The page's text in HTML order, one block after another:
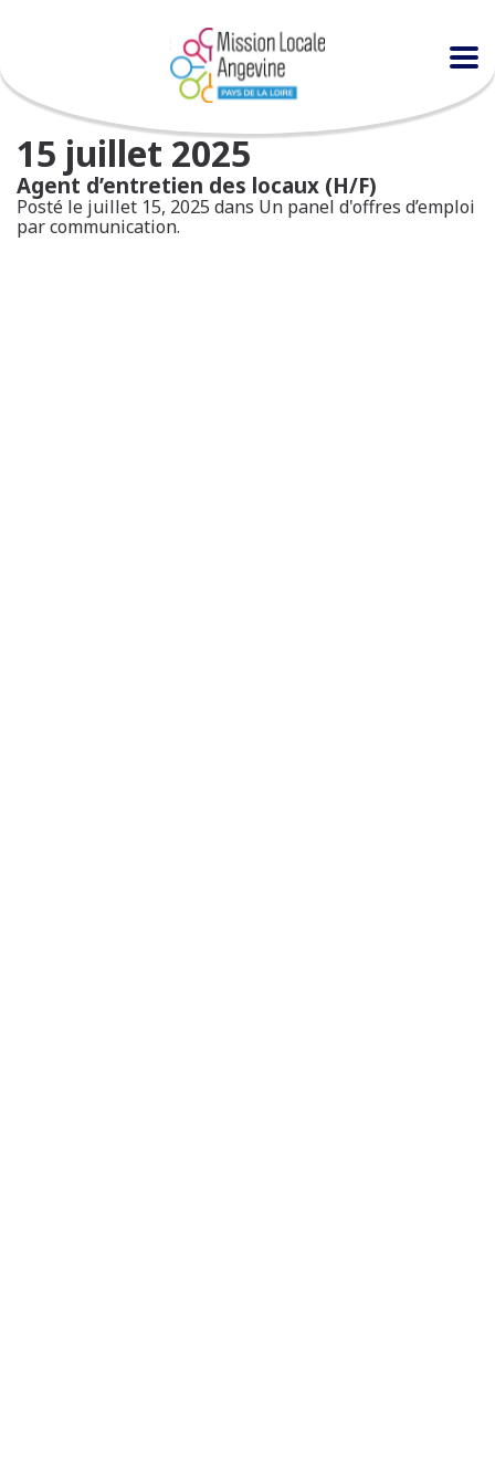
15 juillet 2025
Agent d’entretien des locaux (H/F)
Posté le juillet 15, 2025 dans Un panel d'offres d’emploi
par communication.